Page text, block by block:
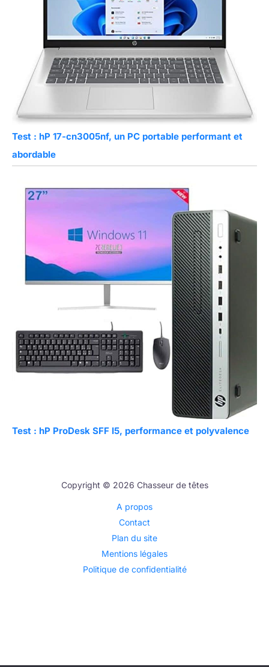
Test : hP 17-cn3005nf, un PC portable performant et
abordable
Test : hP ProDesk SFF I5, performance et polyvalence
Copyright © 2026 Chasseur de têtes
A propos
Contact
Plan du site
Mentions légales
Politique de confidentialité